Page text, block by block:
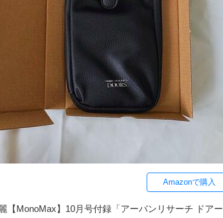
Amazonで購入
【MonoMax】10月号付録「アーバンリサーチ ドアー